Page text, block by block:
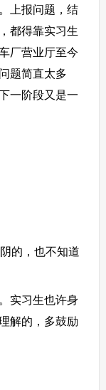
上报问题，结
都得靠实习生
厂营业厅至今
题简直太多
一阶段又是一
的，也不知道
实习生也许身
解的，多鼓励